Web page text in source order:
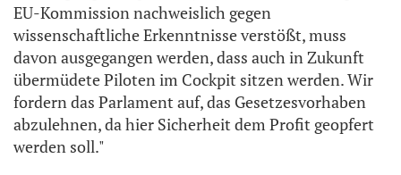
EU-Kommission nachweislich gegen
wissenschaftliche Erkenntnisse verstößt, muss
davon ausgegangen werden, dass auch in Zukunft
übermüdete Piloten im Cockpit sitzen werden. Wir
fordern das Parlament auf, das Gesetzesvorhaben
abzulehnen, da hier Sicherheit dem Profit geopfert
werden soll."